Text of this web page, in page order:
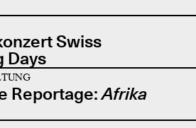
Swiss
Days
Reportage:Afrika